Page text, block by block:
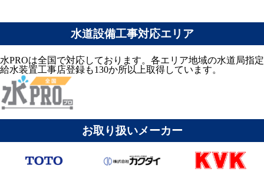
水道設備工事対応エリア
水PROは全国で対応しております。各エリア地域の水道局指定
給水装置工事店登録も130か所以上取得しています。
お取り扱いメーカー